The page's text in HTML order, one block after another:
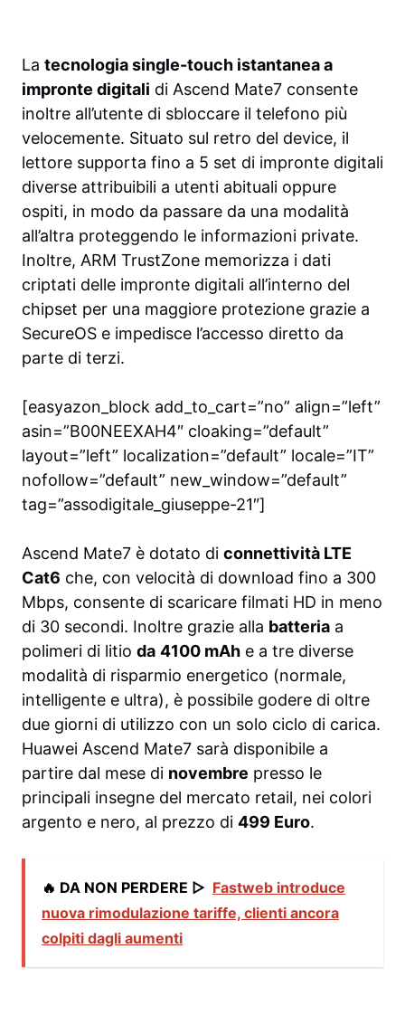
La tecnologia single-touch istantanea a
impronte digitali di Ascend Mate7 consente
inoltre all’utente di sbloccare il telefono più
velocemente. Situato sul retro del device, il
lettore supporta fino a 5 set di impronte digitali
diverse attribuibili a utenti abituali oppure
ospiti, in modo da passare da una modalità
all’altra proteggendo le informazioni private.
Inoltre, ARM TrustZone memorizza i dati
criptati delle impronte digitali all’interno del
chipset per una maggiore protezione grazie a
SecureOS e impedisce l’accesso diretto da
parte di terzi.
[easyazon_block add_to_cart=”no” align=”left”
asin=”B00NEEXAH4″ cloaking=”default”
layout=”left” localization=”default” locale=”IT”
nofollow=”default” new_window=”default”
tag=”assodigitale_giuseppe-21″]
Ascend Mate7 è dotato di connettività LTE
Cat6 che, con velocità di download fino a 300
Mbps, consente di scaricare filmati HD in meno
di 30 secondi. Inoltre grazie alla batteria a
polimeri di litio da 4100 mAh e a tre diverse
modalità di risparmio energetico (normale,
intelligente e ultra), è possibile godere di oltre
due giorni di utilizzo con un solo ciclo di carica.
Huawei Ascend Mate7 sarà disponibile a
partire dal mese di novembre presso le
principali insegne del mercato retail, nei colori
argento e nero, al prezzo di 499 Euro.
🔥 DA NON PERDERE ▷ Fastweb introduce
nuova rimodulazione tariffe, clienti ancora
colpiti dagli aumenti